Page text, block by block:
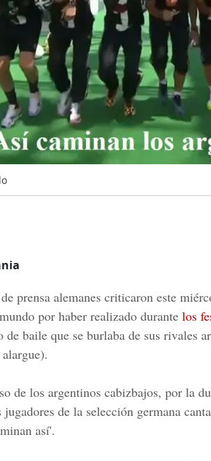
prensa alemanes criticaron este
por haber realizado durante los
de baile que se burlaba de sus rivales
de los argentinos cabizbajos, por la
jugadores de la selección germana
así'.